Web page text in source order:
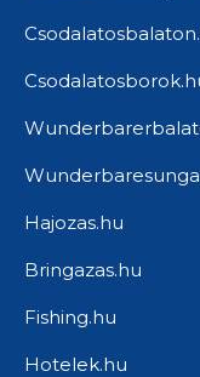
Hajozas.hu
Bringazas.hu
Fishing.hu
Hotelek.hu